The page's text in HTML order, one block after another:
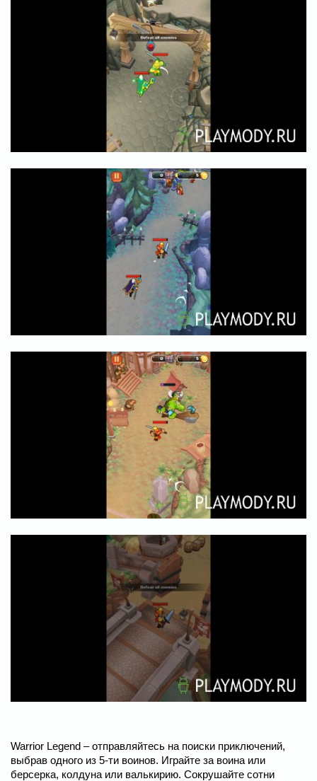
Warrior Legend – отправляйтесь на поиски приключений,
выбрав одного из 5-ти воинов. Играйте за воина или
берсерка, колдуна или валькирию. Сокрушайте сотни